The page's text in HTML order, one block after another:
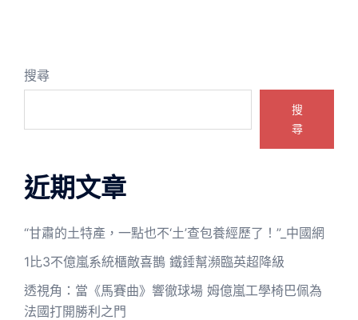
搜尋
搜
尋
近期文章
“甘肅的土特產，一點也不‘土’查包養經歷了！”_中國網
1比3不億嵐系統櫃敵喜鵲 鐵錘幫瀕臨英超降級
透視角：當《馬賽曲》響徹球場 姆億嵐工學椅巴佩為
法國打開勝利之門